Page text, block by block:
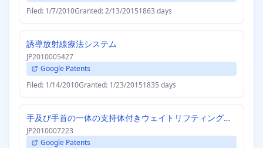
Filed: 1/7/2010Granted: 2/13/20151863 days
誘導放射線療法システム
JP2010005427
Google Patents
Filed: 1/14/2010Granted: 1/23/20151835 days
手及び手首の一体の支持体付きウェイトリフティンググローブ
JP2010007223
Google Patents